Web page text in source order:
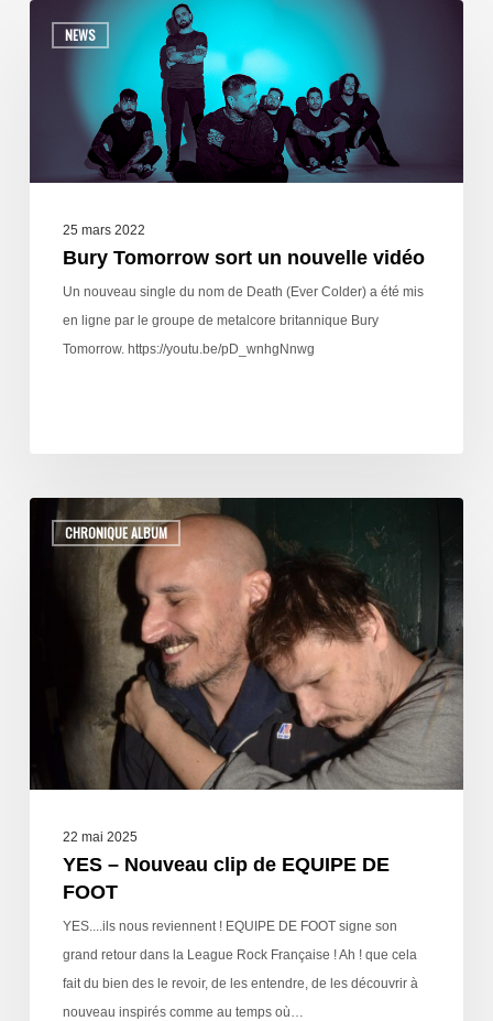
NEWS
25 mars 2022
Bury Tomorrow sort un nouvelle vidéo
Un nouveau single du nom de Death (Ever Colder) a été mis
en ligne par le groupe de metalcore britannique Bury
Tomorrow. https://youtu.be/pD_wnhgNnwg
CHRONIQUE ALBUM
22 mai 2025
YES – Nouveau clip de EQUIPE DE
FOOT
YES....ils nous reviennent ! EQUIPE DE FOOT signe son
grand retour dans la League Rock Française ! Ah ! que cela
fait du bien des le revoir, de les entendre, de les découvrir à
nouveau inspirés comme au temps où…